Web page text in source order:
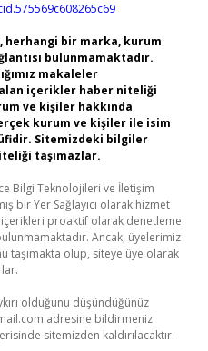
herhangi bir marka, kurum
bulunmamaktadır.
makaleler
içerikler haber niteliği
ve kişiler hakkında
kurum ve kişiler ile isim
Sitemizdeki bilgiler
taşımazlar.
Bilgi Teknolojileri ve İletişim
bir Yer Sağlayıcı olarak hizmet
proaktif olarak denetleme
Ancak, üyelerimiz
taşımakta olup, siteye üye olarak
olduğunu düşündüğünüz
adresine bildirmeniz
sitemizden kaldırılacaktır.